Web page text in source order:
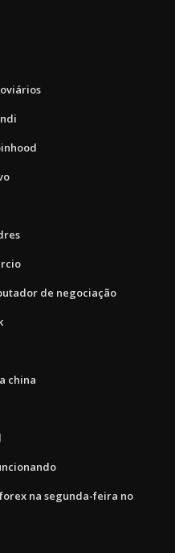
de negociação
china
na segunda-feira no